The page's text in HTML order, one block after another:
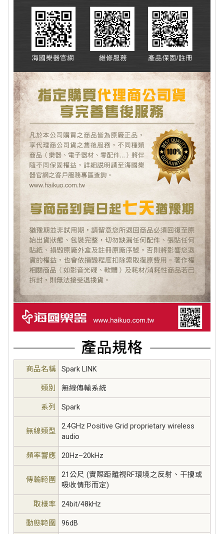
商品名稱 Spark LINK
類別 無線傳輸系統
系列 Spark
無線類型
2.4GHz Positive Grid proprietary wireless
audio
頻率響應 20Hz–20kHz
傳輸範圍
21公尺 (實際距離視RF環境之反射、干擾或
吸收情形而定)
取樣率 24bit/48kHz
動態範圍 96dB